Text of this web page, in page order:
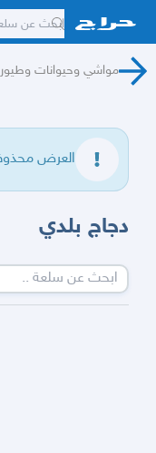
مواشي وحيوانات وطيور
العرض
دجاج بلدي